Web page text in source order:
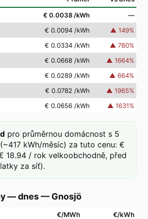
€ 0.0038 /kWh
—
€ 0.0094 /kWh ▲ 149%
€ 0.0334 /kWh ▲ 780%
€ 0.0668 /kWh ▲ 1664%
€ 0.0289 /kWh ▲ 664%
€ 0.0782 /kWh ▲ 1965%
€ 0.0656 /kWh ▲ 1631%
pro průměrnou domácnost s 5
kWh/měsíc) za tuto cenu: €
18.94 / rok velkoobchodně, před
za síť).
— dnes— Gnosjö
€/MWh €/kWh